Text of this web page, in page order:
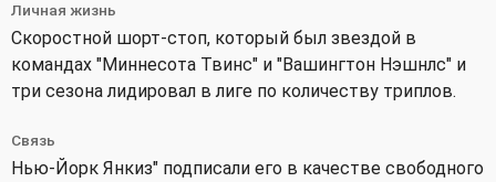
Личная жизнь
Скоростной шорт-стоп, который был звездой в
командах "Миннесота Твинс" и "Вашингтон Нэшнлс" и
три сезона лидировал в лиге по количеству триплов.
Связь
Нью-Йорк Янкиз" подписали его в качестве свободного